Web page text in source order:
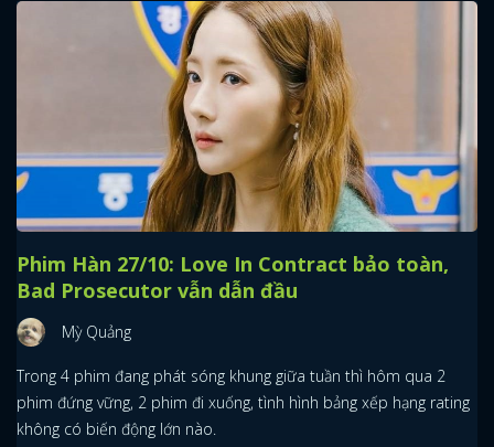
Phim Hàn 27/10: Love In Contract bảo toàn,
Bad Prosecutor vẫn dẫn đầu
Mỳ Quảng
Trong 4 phim đang phát sóng khung giữa tuần thì hôm qua 2
phim đứng vững, 2 phim đi xuống, tình hình bảng xếp hạng rating
không có biến động lớn nào.